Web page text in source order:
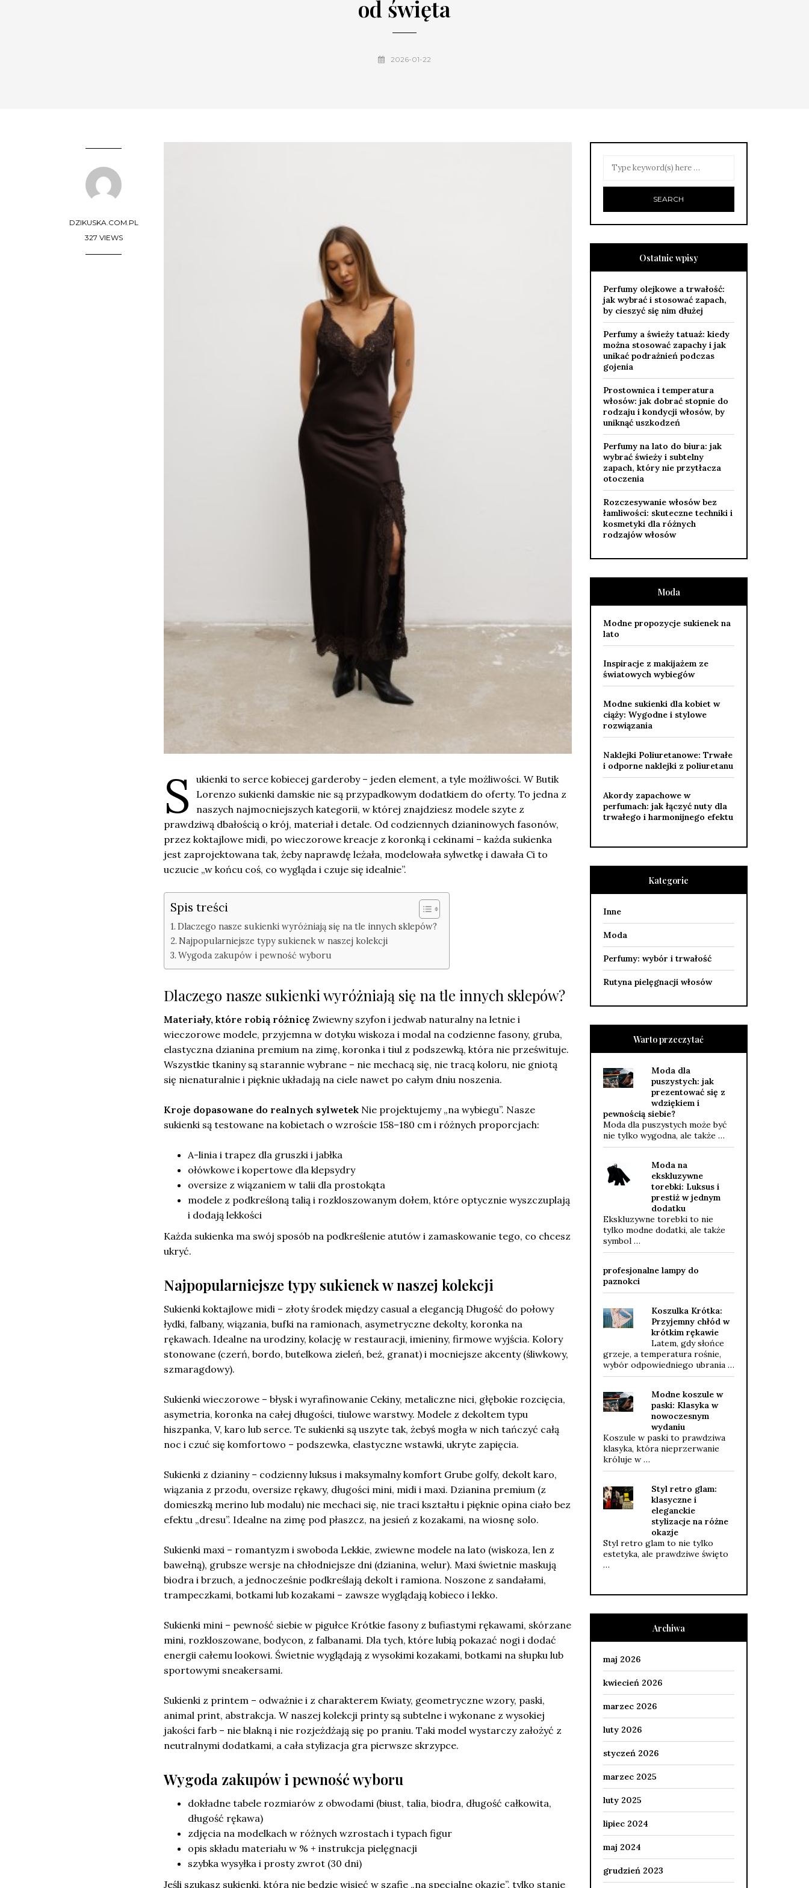
od święta
2026-01-22
DZIKUSKA.COM.PL
327 VIEWS
S
ukienki to serce kobiecej garderoby – jeden element, a tyle możliwości. W Butik
Lorenzo sukienki damskie nie są przypadkowym dodatkiem do oferty. To jedna z
naszych najmocniejszych kategorii, w której znajdziesz modele szyte z
prawdziwą dbałością o krój, materiał i detale. Od codziennych dzianinowych fasonów,
przez koktajlowe midi, po wieczorowe kreacje z koronką i cekinami – każda sukienka
jest zaprojektowana tak, żeby naprawdę leżała, modelowała sylwetkę i dawała Ci to
uczucie „w końcu coś, co wygląda i czuje się idealnie”.
Spis treści
Dlaczego nasze sukienki wyróżniają się na tle innych sklepów?
Najpopularniejsze typy sukienek w naszej kolekcji
Wygoda zakupów i pewność wyboru
Dlaczego nasze sukienki wyróżniają się na tle innych sklepów?
Materiały, które robią różnicę Zwiewny szyfon i jedwab naturalny na letnie i
wieczorowe modele, przyjemna w dotyku wiskoza i modal na codzienne fasony, gruba,
elastyczna dzianina premium na zimę, koronka i tiul z podszewką, która nie prześwituje.
Wszystkie tkaniny są starannie wybrane – nie mechacą się, nie tracą koloru, nie gniotą
się nienaturalnie i pięknie układają na ciele nawet po całym dniu noszenia.
Kroje dopasowane do realnych sylwetek Nie projektujemy „na wybiegu”. Nasze
sukienki są testowane na kobietach o wzroście 158–180 cm i różnych proporcjach:
A-linia i trapez dla gruszki i jabłka
ołówkowe i kopertowe dla klepsydry
oversize z wiązaniem w talii dla prostokąta
modele z podkreśloną talią i rozkloszowanym dołem, które optycznie wyszczuplają
i dodają lekkości
Każda sukienka ma swój sposób na podkreślenie atutów i zamaskowanie tego, co chcesz
ukryć.
Najpopularniejsze typy sukienek w naszej kolekcji
Sukienki koktajlowe midi – złoty środek między casual a elegancją Długość do połowy
łydki, falbany, wiązania, bufki na ramionach, asymetryczne dekolty, koronka na
rękawach. Idealne na urodziny, kolację w restauracji, imieniny, firmowe wyjścia. Kolory
stonowane (czerń, bordo, butelkowa zieleń, beż, granat) i mocniejsze akcenty (śliwkowy,
szmaragdowy).
Sukienki wieczorowe – błysk i wyrafinowanie Cekiny, metaliczne nici, głębokie rozcięcia,
asymetria, koronka na całej długości, tiulowe warstwy. Modele z dekoltem typu
hiszpanka, V, karo lub serce. Te sukienki są uszyte tak, żebyś mogła w nich tańczyć całą
noc i czuć się komfortowo – podszewka, elastyczne wstawki, ukryte zapięcia.
Sukienki z dzianiny – codzienny luksus i maksymalny komfort Grube golfy, dekolt karo,
wiązania z przodu, oversize rękawy, długości mini, midi i maxi. Dzianina premium (z
domieszką merino lub modalu) nie mechaci się, nie traci kształtu i pięknie opina ciało bez
efektu „dresu”. Idealne na zimę pod płaszcz, na jesień z kozakami, na wiosnę solo.
Sukienki maxi – romantyzm i swoboda Lekkie, zwiewne modele na lato (wiskoza, len z
bawełną), grubsze wersje na chłodniejsze dni (dzianina, welur). Maxi świetnie maskują
biodra i brzuch, a jednocześnie podkreślają dekolt i ramiona. Noszone z sandałami,
trampeczkami, botkami lub kozakami – zawsze wyglądają kobieco i lekko.
Sukienki mini – pewność siebie w pigułce Krótkie fasony z bufiastymi rękawami, skórzane
mini, rozkloszowane, bodycon, z falbanami. Dla tych, które lubią pokazać nogi i dodać
energii całemu lookowi. Świetnie wyglądają z wysokimi kozakami, botkami na słupku lub
sportowymi sneakersami.
Sukienki z printem – odważnie i z charakterem Kwiaty, geometryczne wzory, paski,
animal print, abstrakcja. W naszej kolekcji printy są subtelne i wykonane z wysokiej
jakości farb – nie blakną i nie rozjeżdżają się po praniu. Taki model wystarczy założyć z
neutralnymi dodatkami, a cała stylizacja gra pierwsze skrzypce.
Wygoda zakupów i pewność wyboru
dokładne tabele rozmiarów z obwodami (biust, talia, biodra, długość całkowita,
długość rękawa)
zdjęcia na modelkach w różnych wzrostach i typach figur
opis składu materiału w % + instrukcja pielęgnacji
szybka wysyłka i prosty zwrot (30 dni)
Jeśli szukasz sukienki, która nie będzie wisieć w szafie „na specjalne okazje”, tylko stanie
Ostatnie wpisy
Perfumy olejkowe a trwałość:
jak wybrać i stosować zapach,
by cieszyć się nim dłużej
Perfumy a świeży tatuaż: kiedy
można stosować zapachy i jak
unikać podrażnień podczas
gojenia
Prostownica i temperatura
włosów: jak dobrać stopnie do
rodzaju i kondycji włosów, by
uniknąć uszkodzeń
Perfumy na lato do biura: jak
wybrać świeży i subtelny
zapach, który nie przytłacza
otoczenia
Rozczesywanie włosów bez
łamliwości: skuteczne techniki i
kosmetyki dla różnych
rodzajów włosów
Moda
Modne propozycje sukienek na
lato
Inspiracje z makijażem ze
światowych wybiegów
Modne sukienki dla kobiet w
ciąży: Wygodne i stylowe
rozwiązania
Naklejki Poliuretanowe: Trwałe
i odporne naklejki z poliuretanu
Akordy zapachowe w
perfumach: jak łączyć nuty dla
trwałego i harmonijnego efektu
Kategorie
Inne
Moda
Perfumy: wybór i trwałość
Rutyna pielęgnacji włosów
Warto przeczytać
Moda dla
puszystych: jak
prezentować się z
wdziękiem i
pewnością siebie?
Moda dla puszystych może być
nie tylko wygodna, ale także …
Moda na
ekskluzywne
torebki: Luksus i
prestiż w jednym
dodatku
Ekskluzywne torebki to nie
tylko modne dodatki, ale także
symbol …
profesjonalne lampy do
paznokci
Koszulka Krótka:
Przyjemny chłód w
krótkim rękawie
Latem, gdy słońce
grzeje, a temperatura rośnie,
wybór odpowiedniego ubrania …
Modne koszule w
paski: Klasyka w
nowoczesnym
wydaniu
Koszule w paski to prawdziwa
klasyka, która nieprzerwanie
króluje w …
Styl retro glam:
klasyczne i
eleganckie
stylizacje na różne
okazje
Styl retro glam to nie tylko
estetyka, ale prawdziwe święto
…
Archiwa
maj 2026
kwiecień 2026
marzec 2026
luty 2026
styczeń 2026
marzec 2025
luty 2025
lipiec 2024
maj 2024
grudzień 2023